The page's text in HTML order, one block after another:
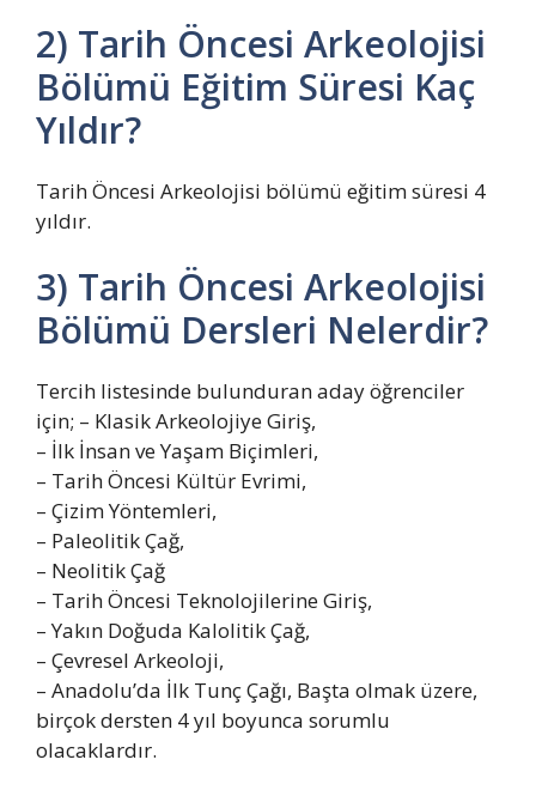
2) Tarih Öncesi Arkeolojisi
Bölümü Eğitim Süresi Kaç
Yıldır?
Tarih Öncesi Arkeolojisi bölümü eğitim süresi 4
yıldır.
3) Tarih Öncesi Arkeolojisi
Bölümü Dersleri Nelerdir?
Tercih listesinde bulunduran aday öğrenciler
için; – Klasik Arkeolojiye Giriş,
– İlk İnsan ve Yaşam Biçimleri,
– Tarih Öncesi Kültür Evrimi,
– Çizim Yöntemleri,
– Paleolitik Çağ,
– Neolitik Çağ
– Tarih Öncesi Teknolojilerine Giriş,
– Yakın Doğuda Kalolitik Çağ,
– Çevresel Arkeoloji,
– Anadolu’da İlk Tunç Çağı, Başta olmak üzere,
birçok dersten 4 yıl boyunca sorumlu
olacaklardır.